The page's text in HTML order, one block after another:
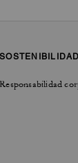
SOSTENIBILIDAD
Responsabilidad